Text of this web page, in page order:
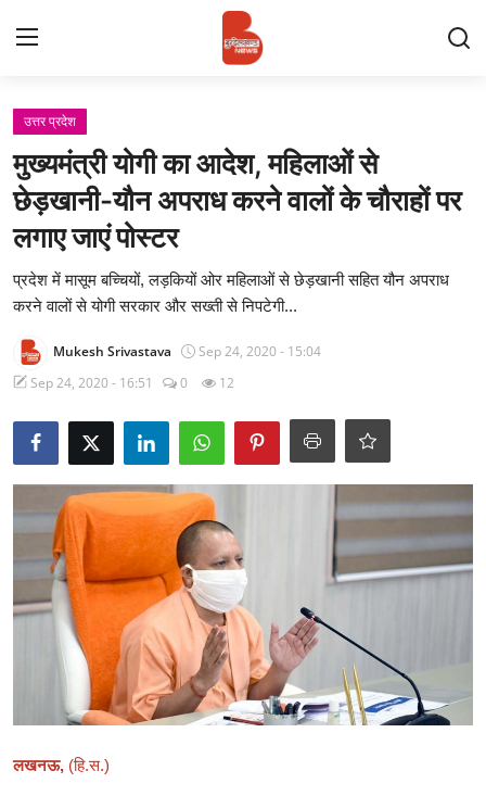
Login
Contact
प्रमुख ख़बर
अपना शहर
राज्य
बुन्देलखण्ड
वीडियो
स्पोर्ट्स
मनोरंजन
उत्तर प्रदेश
मुख्यमंत्री योगी का आदेश, महिलाओं से
छेड़खानी-यौन अपराध करने वालों के चौराहों पर
लगाए जाएं पोस्टर
प्रदेश में मासूम बच्चियों, लड़कियों ओर महिलाओं से छेड़खानी सहित यौन अपराध
करने वालों से योगी सरकार और सख्ती से निपटेगी...
Mukesh Srivastava
Sep 24, 2020 - 15:04
Sep 24, 2020 - 16:51
0 12
लखनऊ, (हि.स.)